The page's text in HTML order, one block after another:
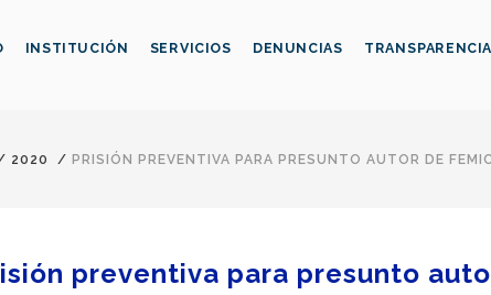
INSTITUCIÓN SERVICIOS DENUNCIAS TRANSPARENCIA
2020 / PRISIÓN PREVENTIVA PARA PRESUNTO AUTOR DE
preventiva para presunto